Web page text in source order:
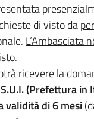
di visto da
L’Ambasciata
.
ricevere la
(Prefettura in
validità di 6 mesi